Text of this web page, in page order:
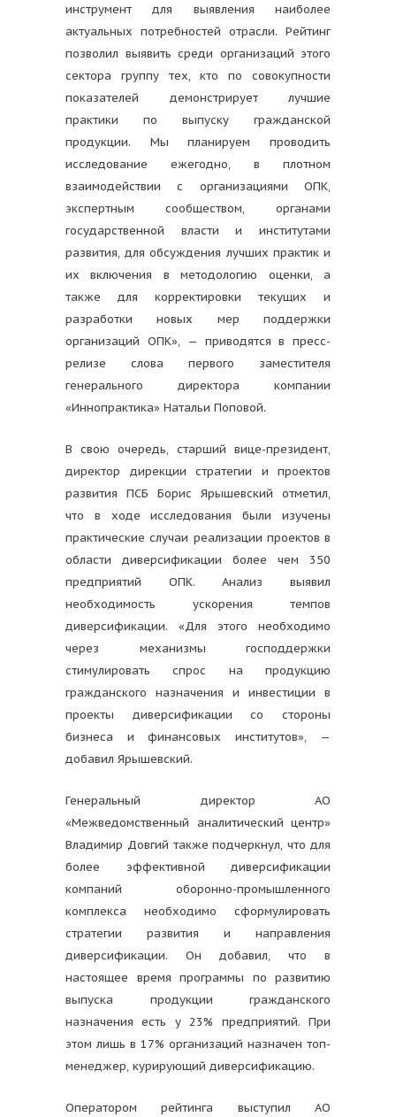
инструмент для выявления наиболее
актуальных потребностей отрасли. Рейтинг
позволил выявить среди организаций этого
сектора группу тех, кто по совокупности
показателей демонстрирует лучшие
практики по выпуску гражданской
продукции. Мы планируем проводить
исследование ежегодно, в плотном
взаимодействии с организациями ОПК,
экспертным сообществом, органами
государственной власти и институтами
развития, для обсуждения лучших практик и
их включения в методологию оценки, а
также для корректировки текущих и
разработки новых мер поддержки
организаций ОПК», — приводятся в пресс-
релизе слова первого заместителя
генерального директора компании
«Иннопрактика» Натальи Поповой.
В свою очередь, старший вице-президент,
директор дирекции стратегии и проектов
развития ПСБ Борис Ярышевский отметил,
что в ходе исследования были изучены
практические случаи реализации проектов в
области диверсификации более чем 350
предприятий ОПК. Анализ выявил
необходимость ускорения темпов
диверсификации. «Для этого необходимо
через механизмы господдержки
стимулировать спрос на продукцию
гражданского назначения и инвестиции в
проекты диверсификации со стороны
бизнеса и финансовых институтов», —
добавил Ярышевский.
Генеральный директор АО
«Межведомственный аналитический центр»
Владимир Довгий также подчеркнул, что для
более эффективной диверсификации
компаний оборонно-промышленного
комплекса необходимо сформулировать
стратегии развития и направления
диверсификации. Он добавил, что в
настоящее время программы по развитию
выпуска продукции гражданского
назначения есть у 23% предприятий. При
этом лишь в 17% организаций назначен топ-
менеджер, курирующий диверсификацию.
Оператором рейтинга выступил АО